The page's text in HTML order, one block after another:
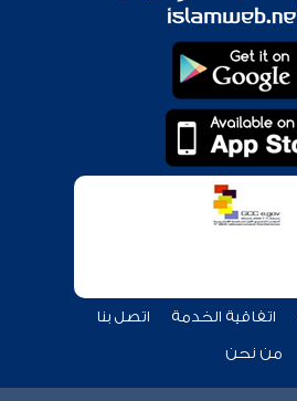
اتفاقية الخدمة اتصل بنا
من نحن